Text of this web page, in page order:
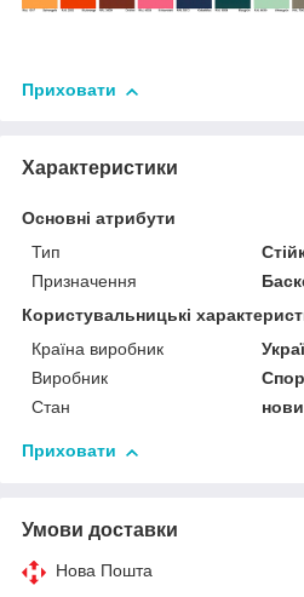
Приховати
Характеристики
Основні атрибути
Тип
Призначення
Користувальницькі
Країна виробник
Виробник
Стан
Приховати
Умови доставки
Нова Пошта